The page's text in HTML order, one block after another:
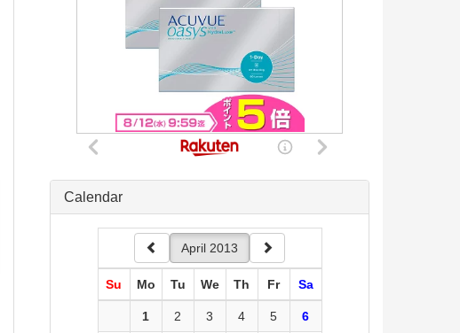
Calendar
April 2013
Su Mo Tu We Th Fr Sa
1 2 3 4 5 6